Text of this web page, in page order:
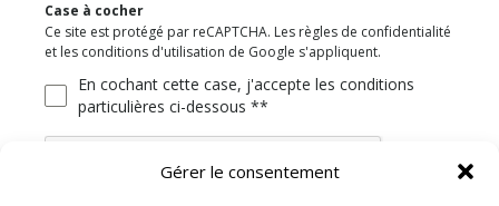
Gérer le consentement
Case à cocher
Ce site est protégé par reCAPTCHA. Les règles de confidentialité
et les conditions d'utilisation de Google s'appliquent.
En cochant cette case, j'accepte les conditions
particulières ci-dessous **